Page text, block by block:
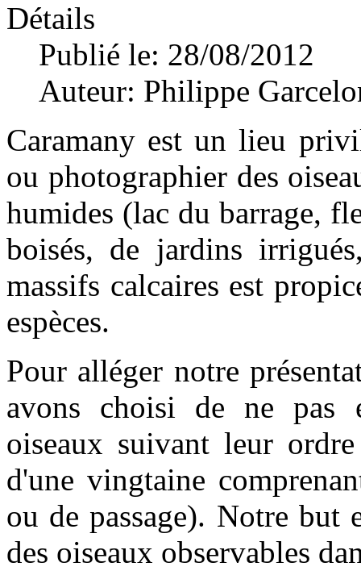
Détails
Publié le: 28/08/2012
Auteur: Philippe
Caramany est un lieu
ou photographier des
humides (lac du barrage,
boisés, de jardins
massifs calcaires est
espèces.
Pour alléger notre
avons choisi de ne pas
oiseaux suivant leur
d'une vingtaine
ou de passage). Notre but
des oiseaux observables